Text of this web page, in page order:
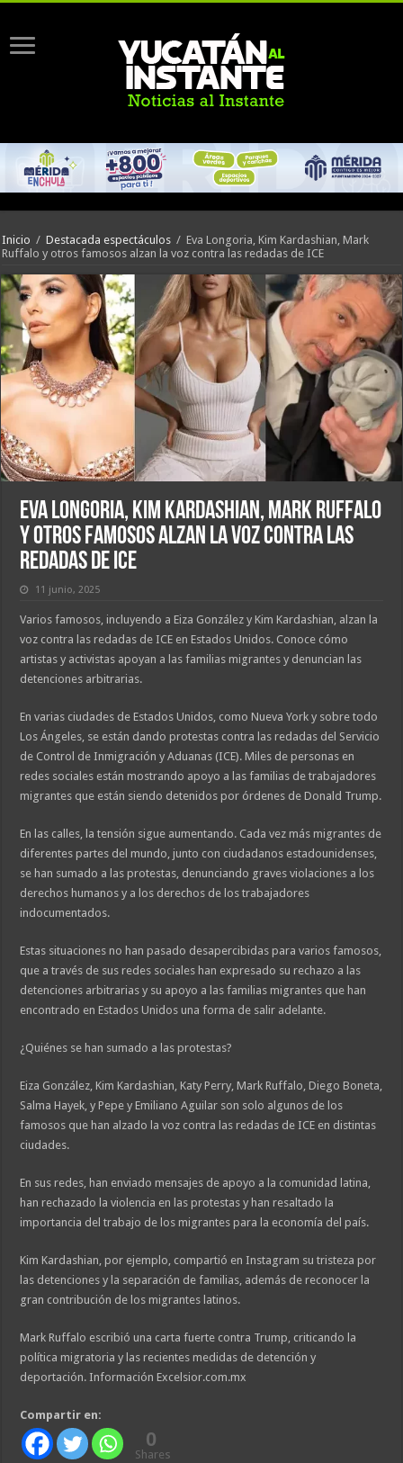
Inicio / Destacada espectáculos / Eva Longoria, Kim Kardashian, Mark
Ruffalo y otros famosos alzan la voz contra las redadas de ICE
Eva Longoria, Kim Kardashian, Mark Ruffalo
y otros famosos alzan la voz contra las
redadas de ICE
11 junio, 2025
Varios famosos, incluyendo a Eiza González y Kim Kardashian, alzan la
voz contra las redadas de ICE en Estados Unidos. Conoce cómo
artistas y activistas apoyan a las familias migrantes y denuncian las
detenciones arbitrarias.
En varias ciudades de Estados Unidos, como Nueva York y sobre todo
Los Ángeles, se están dando protestas contra las redadas del Servicio
de Control de Inmigración y Aduanas (ICE). Miles de personas en
redes sociales están mostrando apoyo a las familias de trabajadores
migrantes que están siendo detenidos por órdenes de Donald Trump.
En las calles, la tensión sigue aumentando. Cada vez más migrantes de
diferentes partes del mundo, junto con ciudadanos estadounidenses,
se han sumado a las protestas, denunciando graves violaciones a los
derechos humanos y a los derechos de los trabajadores
indocumentados.
Estas situaciones no han pasado desapercibidas para varios famosos,
que a través de sus redes sociales han expresado su rechazo a las
detenciones arbitrarias y su apoyo a las familias migrantes que han
encontrado en Estados Unidos una forma de salir adelante.
¿Quiénes se han sumado a las protestas?
Eiza González, Kim Kardashian, Katy Perry, Mark Ruffalo, Diego Boneta,
Salma Hayek, y Pepe y Emiliano Aguilar son solo algunos de los
famosos que han alzado la voz contra las redadas de ICE en distintas
ciudades.
En sus redes, han enviado mensajes de apoyo a la comunidad latina,
han rechazado la violencia en las protestas y han resaltado la
importancia del trabajo de los migrantes para la economía del país.
Kim Kardashian, por ejemplo, compartió en Instagram su tristeza por
las detenciones y la separación de familias, además de reconocer la
gran contribución de los migrantes latinos.
Mark Ruffalo escribió una carta fuerte contra Trump, criticando la
política migratoria y las recientes medidas de detención y
deportación. Información Excelsior.com.mx
Compartir en:
0
Shares